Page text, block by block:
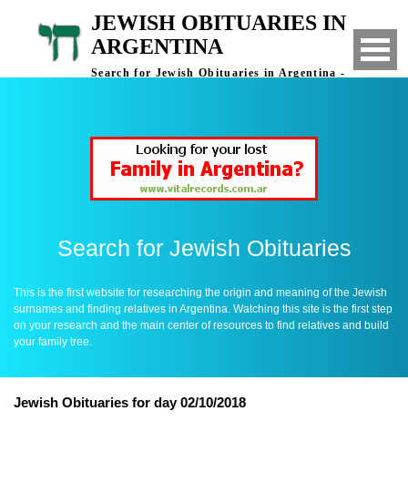
JEWISH OBITUARIES IN
ARGENTINA
Search for Jewish Obituaries in Argentina -
Search for Jewish Obituaries
This is the first website for researching the origin and meaning of the Jewish
surnames and finding relatives in Argentina. Watching this site is the first step
on your research and the main center of resources to find relatives and build
your family tree.
Jewish Obituaries for day 02/10/2018